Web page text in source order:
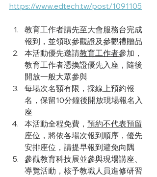
https://www.edtech.tw/post/1091105
教育工作者請先至大會服務台完成
報到，並領取參觀證及參觀禮贈品
本活動優先邀請教育工作者參加，
教育工作者憑換證優先入座，隨後
開放一般大眾參與
每場次名額有限，採線上預約報
名，保留10分鐘後開放現場報名入
座
本活動全程免費， 預約不代表預留
座位 ，將依各場次報到順序，優先
安排座位，請提早報到避免向隅
參觀教育科技展並參與現場講座、
導覽活動，​核予教職人員進修研習